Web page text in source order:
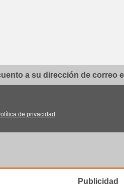
a su dirección de correo
de privacidad
Publicidad